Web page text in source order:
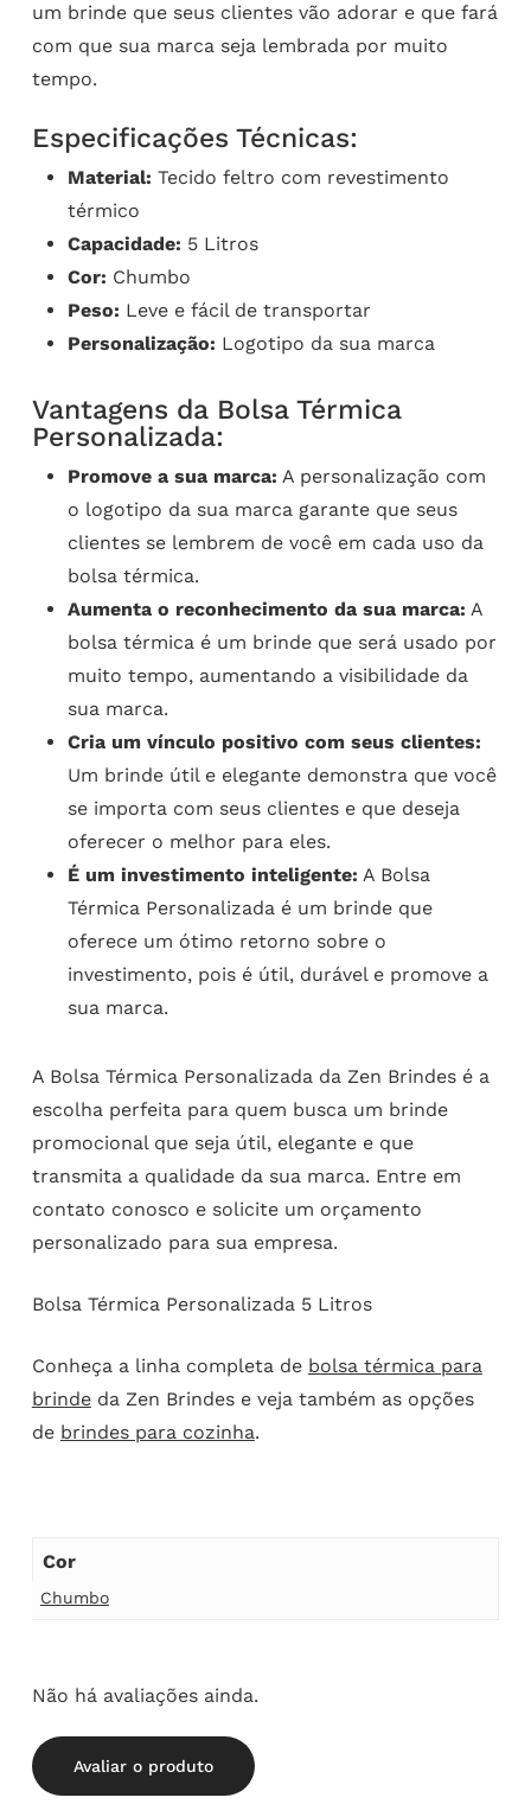
um brinde que seus clientes vão adorar e que fará
com que sua marca seja lembrada por muito
tempo.
Especificações Técnicas:
Material: Tecido feltro com revestimento
térmico
Capacidade: 5 Litros
Cor: Chumbo
Peso: Leve e fácil de transportar
Personalização: Logotipo da sua marca
Vantagens da Bolsa Térmica
Personalizada:
Promove a sua marca: A personalização com
o logotipo da sua marca garante que seus
clientes se lembrem de você em cada uso da
bolsa térmica.
Aumenta o reconhecimento da sua marca: A
bolsa térmica é um brinde que será usado por
muito tempo, aumentando a visibilidade da
sua marca.
Cria um vínculo positivo com seus clientes:
Um brinde útil e elegante demonstra que você
se importa com seus clientes e que deseja
oferecer o melhor para eles.
É um investimento inteligente: A Bolsa
Térmica Personalizada é um brinde que
oferece um ótimo retorno sobre o
investimento, pois é útil, durável e promove a
sua marca.
A Bolsa Térmica Personalizada da Zen Brindes é a
escolha perfeita para quem busca um brinde
promocional que seja útil, elegante e que
transmita a qualidade da sua marca. Entre em
contato conosco e solicite um orçamento
personalizado para sua empresa.
Bolsa Térmica Personalizada 5 Litros
Conheça a linha completa de bolsa térmica para
brindeda Zen Brindes e veja também as opções
de brindes para cozinha.
Cor
Chumbo
Não há avaliações ainda.
Avaliar o produto